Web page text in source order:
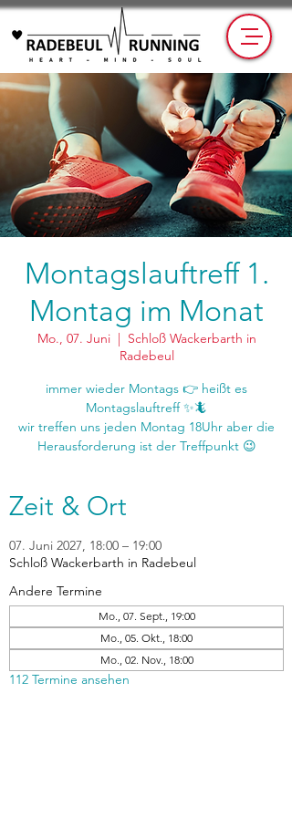
Montagslauftreff 1.
Montag im Monat
Mo., 07. Juni
  |
Schloß Wackerbarth in
Radebeul
immer wieder Montags 👉 heißt es
Montagslauftreff ✨🦎
wir treffen uns jeden Montag 18Uhr aber die
Zeit & Ort
07. Juni 2027, 18:00 – 19:00
Schloß Wackerbarth in Radebeul
Andere Termine
Mo., 07. Sept., 19:00
Mo., 05. Okt., 18:00
Mo., 02. Nov., 18:00
112 Termine ansehen